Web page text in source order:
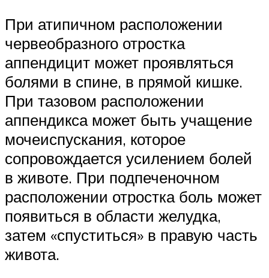
При атипичном расположении
червеобразного отростка
аппендицит может проявляться
болями в спине, в прямой кишке.
При тазовом расположении
аппендикса может быть учащение
мочеиспускания, которое
сопровождается усилением болей
в животе. При подпеченочном
расположении отростка боль может
появиться в области желудка,
затем «спуститься» в правую часть
живота.